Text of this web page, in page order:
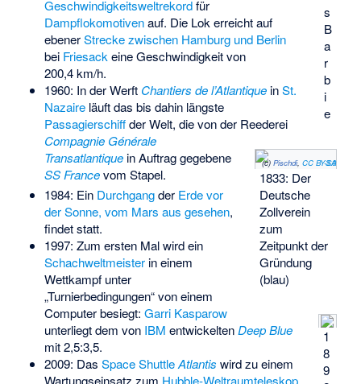
s
B
a
r
b
i
e
(c) Pischdi, CC BY-SA 3.0
1833: Der
Deutsche
Zollverein
zum
Zeitpunkt der
Gründung
(blau)
1
8
9
Geschwindigkeitsweltrekordfür
Dampflokomotivenauf. Die Lok erreicht auf
ebenerStrecke zwischen Hamburg und Berlin
bei Friesack eine Geschwindigkeit von
200,4 km/h.
1960: In der Werft Chantiers de l’AtlantiqueinSt.
Nazaireläuft das bis dahin längste
Passagierschiffder Welt, die von der Reederei
Compagnie Générale
Transatlantiquein Auftrag gegebene
SS Francevom Stapel.
1984: Ein Durchgangder Erde vor
der Sonne, vom Mars aus gesehen,
findet statt.
1997: Zum ersten Mal wird ein
Schachweltmeisterin einem
Wettkampf unter
„Turnierbedingungen“ von einem
Computer besiegt: Garri Kasparow
unterliegt dem von IBM entwickeltenDeep Blue
mit 2,5:3,5.
2009: Das Space Shuttle Atlantis wird zu einem
Wartungseinsatz zum Hubble-Weltraumteleskop